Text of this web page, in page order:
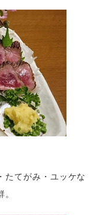
たてがみ・ユッケな